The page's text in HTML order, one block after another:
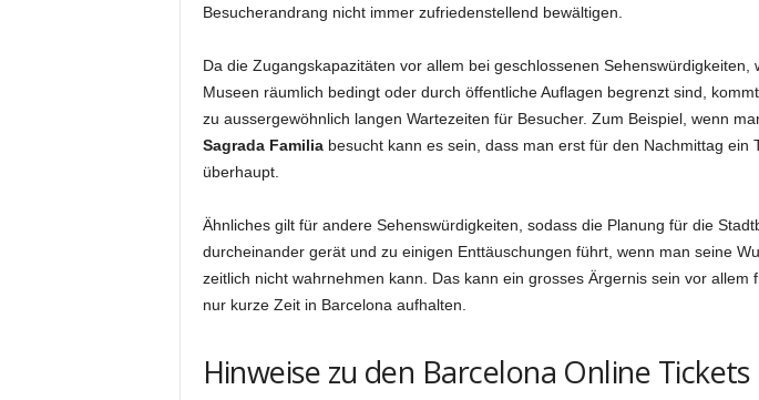
Besucherandrang nicht immer zufriedenstellend bewältigen.
Da die Zugangskapazitäten vor allem bei geschlossenen Sehenswürdigkeiten,
Museen räumlich bedingt oder durch öffentliche Auflagen begrenzt sind,
zu aussergewöhnlich langen Wartezeiten für Besucher. Zum Beispiel, wenn
Sagrada Familiabesucht kann es sein, dass man erst für den Nachmittag ein
überhaupt.
Ähnliches gilt für andere Sehenswürdigkeiten, sodass die Planung für die
durcheinander gerät und zu einigen Enttäuschungen führt, wenn man seine
zeitlich nicht wahrnehmen kann. Das kann ein grosses Ärgernis sein vor allem
nur kurze Zeit in Barcelona aufhalten.
Hinweise zu den Barcelona Online Tickets